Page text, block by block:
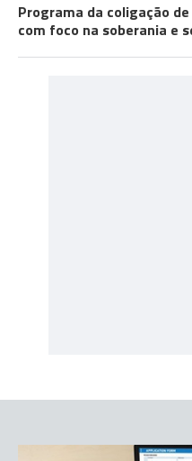
Programa da coligação
com foco na soberania e